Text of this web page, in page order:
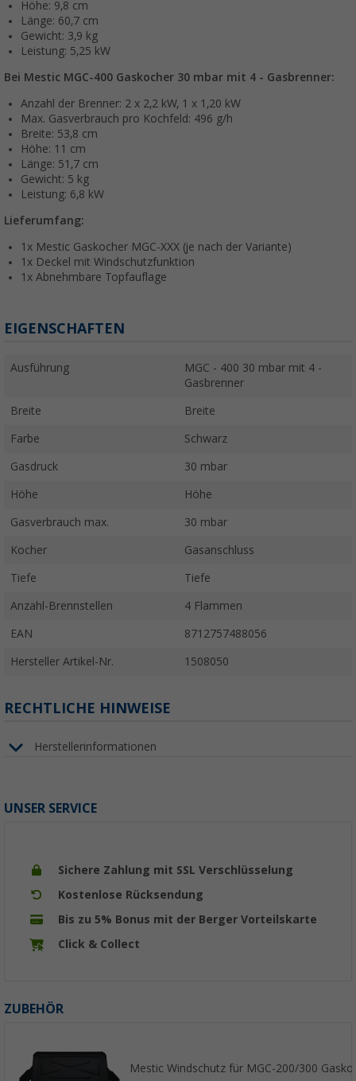
Höhe: 9,8 cm
Länge: 60,7 cm
Gewicht: 3,9 kg
Leistung: 5,25 kW
Bei Mestic MGC-400 Gaskocher 30 mbar mit 4 - Gasbrenner:
Anzahl der Brenner: 2 x 2,2 kW, 1 x 1,20 kW
Max. Gasverbrauch pro Kochfeld: 496 g/h
Breite: 53,8 cm
Höhe: 11 cm
Länge: 51,7 cm
Gewicht: 5 kg
Leistung: 6,8 kW
Lieferumfang:
1x Mestic Gaskocher MGC-XXX (je nach der Variante)
1x Deckel mit Windschutzfunktion
1x Abnehmbare Topfauflage
EIGENSCHAFTEN
Ausführung
MGC - 400 30 mbar mit 4 -
Gasbrenner
Breite Breite
Farbe Schwarz
Gasdruck 30 mbar
Höhe Höhe
Gasverbrauch max. 30 mbar
Kocher Gasanschluss
Tiefe Tiefe
Anzahl-Brennstellen 4 Flammen
EAN 8712757488056
Hersteller Artikel-Nr. 1508050
RECHTLICHE HINWEISE
Herstellerinformationen
UNSER SERVICE
Sichere Zahlung mit SSL Verschlüsselung
Kostenlose Rücksendung
Bis zu 5% Bonus mit der Berger Vorteilskarte
Click & Collect
ZUBEHÖR
Mestic Windschutz für MGC-200/300